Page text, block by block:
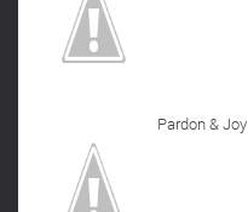
Pardon & Joy